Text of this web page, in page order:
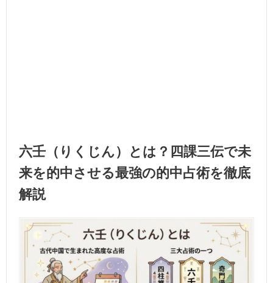
六壬（りくじん）とは？四課三伝で未
来を的中させる最強の的中占術を徹底
解説